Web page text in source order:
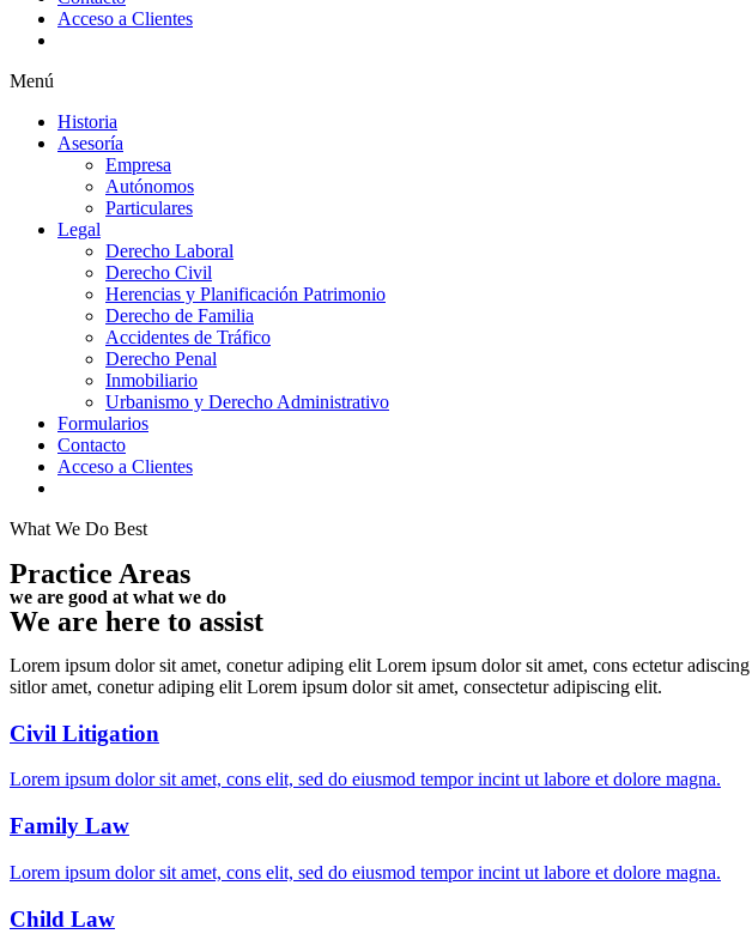
Acceso a Clientes
Menú
Historia
Asesoría
Empresa
Autónomos
Particulares
Legal
Derecho Laboral
Derecho Civil
Herencias y Planificación Patrimonio
Derecho de Familia
Accidentes de Tráfico
Derecho Penal
Inmobiliario
Urbanismo y Derecho Administrativo
Formularios
Contacto
Acceso a Clientes
What We Do Best
Practice Areas
we are good at what we do
We are here to assist
Lorem ipsum dolor sit amet, conetur adiping elit Lorem ipsum dolor sit amet, cons ectetur
sitlor amet, conetur adiping elit Lorem ipsum dolor sit amet, consectetur adipiscing elit.
Civil Litigation
Lorem ipsum dolor sit amet, cons elit, sed do eiusmod tempor incint ut labore et dolore magna.
Family Law
Lorem ipsum dolor sit amet, cons elit, sed do eiusmod tempor incint ut labore et dolore magna.
Child Law